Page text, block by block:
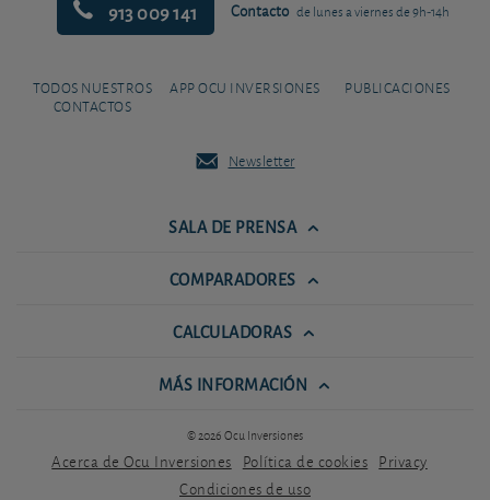
913 009 141 Contacto de lunes a viernes de 9h-14h
TODOS NUESTROS
CONTACTOS
APP OCU INVERSIONES PUBLICACIONES
Newsletter
SALA DE PRENSA
COMPARADORES
CALCULADORAS
MÁS INFORMACIÓN
© 2026 Ocu Inversiones
Acerca de Ocu Inversiones Política de cookies Privacy
Condiciones de uso